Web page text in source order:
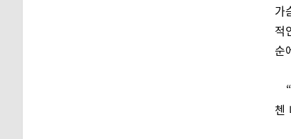
가
적
순
첸